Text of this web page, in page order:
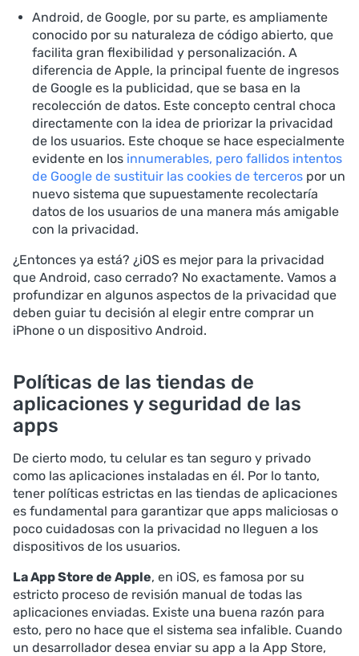
Android, de Google, por su parte, es ampliamente
conocido por su naturaleza de código abierto, que
facilita gran flexibilidad y personalización. A
diferencia de Apple, la principal fuente de ingresos
de Google es la publicidad, que se basa en la
recolección de datos. Este concepto central choca
directamente con la idea de priorizar la privacidad
de los usuarios. Este choque se hace especialmente
evidente en los innumerables, pero fallidos intentos
de Google de sustituir las cookies de terceros por un
nuevo sistema que supuestamente recolectaría
datos de los usuarios de una manera más amigable
con la privacidad.
¿Entonces ya está? ¿iOS es mejor para la privacidad
que Android, caso cerrado? No exactamente. Vamos a
profundizar en algunos aspectos de la privacidad que
deben guiar tu decisión al elegir entre comprar un
iPhone o un dispositivo Android.
Políticas de las tiendas de
aplicaciones y seguridad de las
apps
De cierto modo, tu celular es tan seguro y privado
como las aplicaciones instaladas en él. Por lo tanto,
tener políticas estrictas en las tiendas de aplicaciones
es fundamental para garantizar que apps maliciosas o
poco cuidadosas con la privacidad no lleguen a los
dispositivos de los usuarios.
La App Store de Apple, en iOS, es famosa por su
estricto proceso de revisión manual de todas las
aplicaciones enviadas. Existe una buena razón para
esto, pero no hace que el sistema sea infalible. Cuando
un desarrollador desea enviar su app a la App Store,